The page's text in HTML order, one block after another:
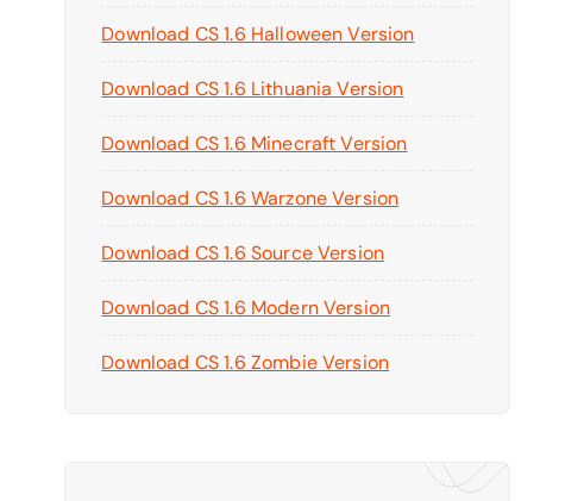
Download CS 1.6 Halloween Version
Download CS 1.6 Lithuania Version
Download CS 1.6 Minecraft Version
Download CS 1.6 Warzone Version
Download CS 1.6 Source Version
Download CS 1.6 Modern Version
Download CS 1.6 Zombie Version